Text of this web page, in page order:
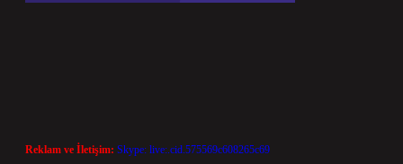
Reklam ve İletişim: Skype: live:.cid.575569c608265c69